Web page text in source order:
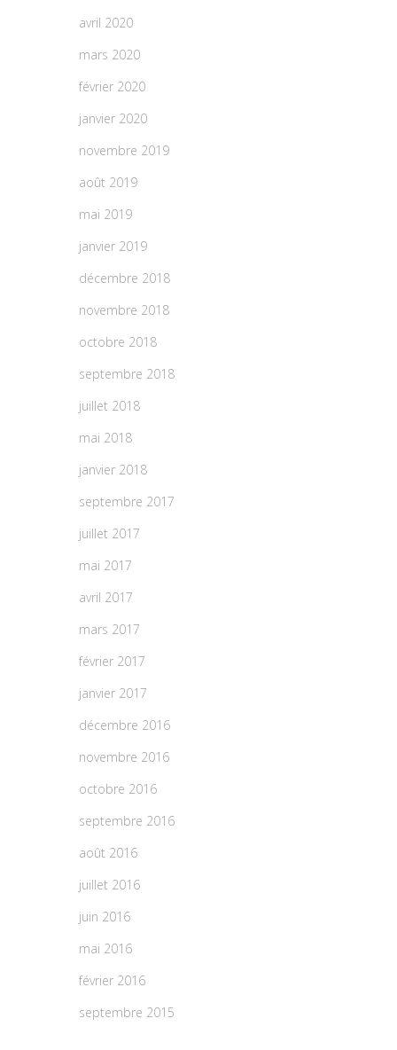
avril 2020
mars 2020
février 2020
janvier 2020
novembre 2019
août 2019
mai 2019
janvier 2019
décembre 2018
novembre 2018
octobre 2018
septembre 2018
juillet 2018
mai 2018
janvier 2018
septembre 2017
juillet 2017
mai 2017
avril 2017
mars 2017
février 2017
janvier 2017
décembre 2016
novembre 2016
octobre 2016
septembre 2016
août 2016
juillet 2016
juin 2016
mai 2016
février 2016
septembre 2015